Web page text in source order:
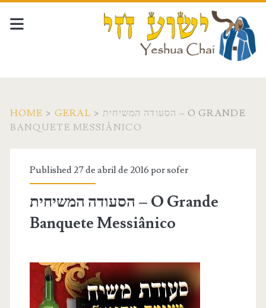
HOME > GERAL > הסעודה המשיחית – O GRANDE
BANQUETE MESSIÂNICO
Published 27 de abril de 2016 porsofer
הסעודה המשיחית – O Grande
Banquete Messiânico